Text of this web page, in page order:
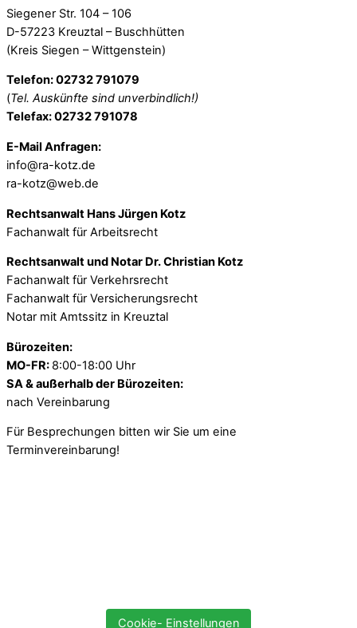
Siegener Str. 104 – 106
D-57223 Kreuztal – Buschhütten
(Kreis Siegen – Wittgenstein)
Telefon: 02732 791079
(Tel. Auskünfte sind unverbindlich!)
Telefax: 02732 791078
E-Mail Anfragen:
info@ra-kotz.de
ra-kotz@web.de
Rechtsanwalt Hans Jürgen Kotz
Fachanwalt für Arbeitsrecht
Rechtsanwalt und Notar Dr. Christian Kotz
Fachanwalt für Verkehrsrecht
Fachanwalt für Versicherungsrecht
Notar mit Amtssitz in Kreuztal
Bürozeiten:
MO-FR: 8:00-18:00 Uhr
SA & außerhalb der Bürozeiten:
nach Vereinbarung
Für Besprechungen bitten wir Sie um eine
Terminvereinbarung!
Cookie- Einstellungen